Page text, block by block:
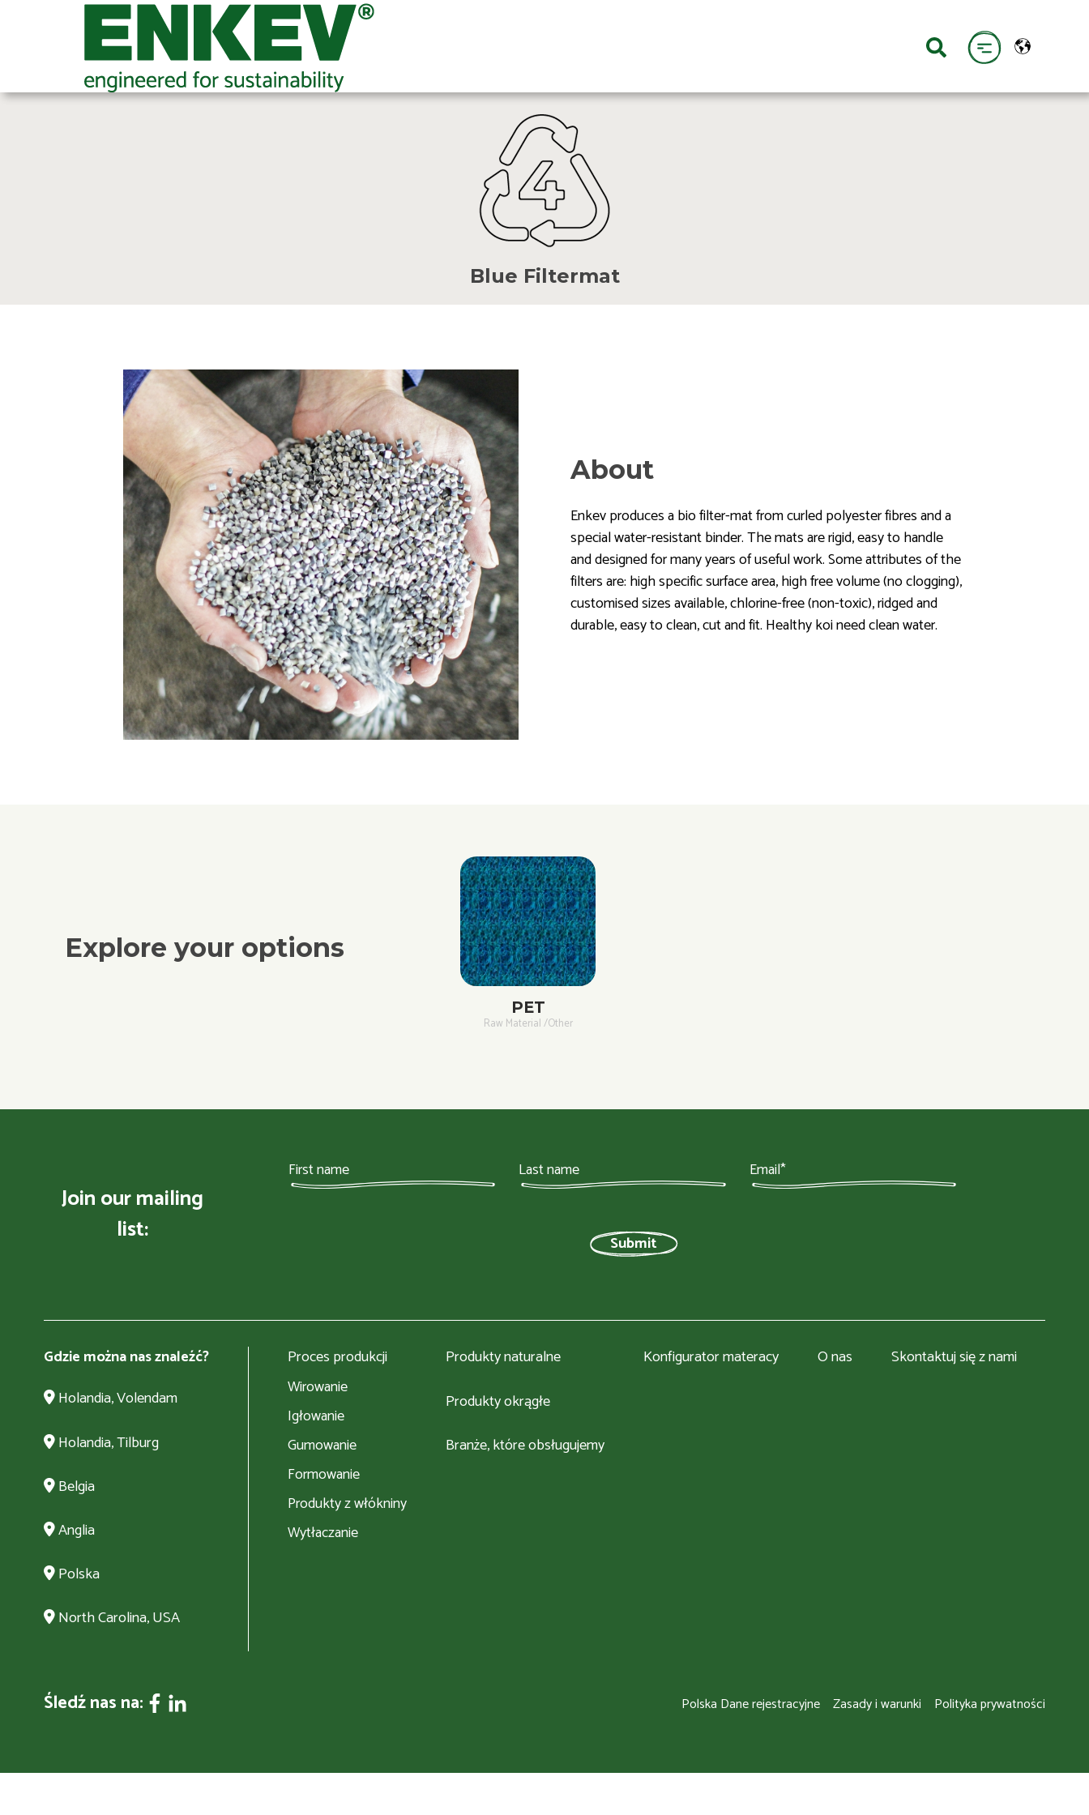
Blue Filtermat
About
Enkev produces a bio filter-mat from curled polyester fibres and a
special water-resistant binder. The mats are rigid, easy to handle
and designed for many years of useful work. Some attributes of the
filters are: high specific surface area, high free volume (no clogging),
customised sizes available, chlorine-free (non-toxic), ridged and
durable, easy to clean, cut and fit. Healthy koi need clean water.
Explore your options
PET
Raw Material /Other
Join our mailing
list:
Gdzie można nas znaleźć?
Holandia, Volendam
Holandia, Tilburg
Belgia
Anglia
Polska
North Carolina, USA
Proces produkcji
Wirowanie
Igłowanie
Gumowanie
Formowanie
Produkty z włókniny
Wytłaczanie
Produkty naturalne
Produkty okrągłe
Branże, które obsługujemy
Konfigurator materacy O nas Skontaktuj się z nami
Śledź nas na: Polska Dane rejestracyjne Zasady i warunki Polityka prywatności